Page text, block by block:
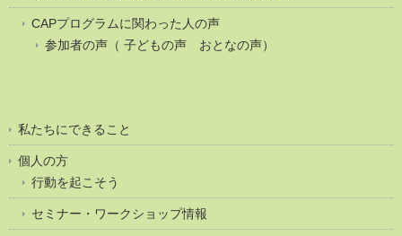
CAPプログラムに関わった人の声
参加者の声（ 子どもの声 おとなの声）
私たちにできること
個人の方
行動を起こそう
セミナー・ワークショップ情報